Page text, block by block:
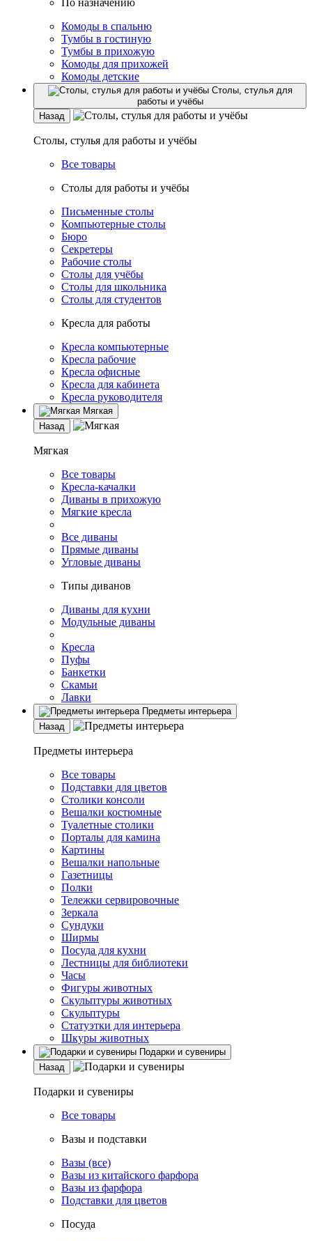
По назначению
Комоды в спальню
Тумбы в гостиную
Тумбы в прихожую
Комоды для прихожей
Комоды детские
Столы, стулья для
работы и учёбы
Назад
Столы, стулья для работы и учёбы
Все товары
Столы для работы и учёбы
Письменные столы
Компьютерные столы
Бюро
Секретеры
Рабочие столы
Столы для учёбы
Столы для школьника
Столы для студентов
Кресла для работы
Кресла компьютерные
Кресла рабочие
Кресла офисные
Кресла для кабинета
Кресла руководителя
Мягкая
Назад
Мягкая
Все товары
Кресла-качалки
Диваны в прихожую
Мягкие кресла
Все диваны
Прямые диваны
Угловые диваны
Типы диванов
Диваны для кухни
Модульные диваны
Кресла
Пуфы
Банкетки
Скамьи
Лавки
Предметы интерьера
Назад
Предметы интерьера
Все товары
Подставки для цветов
Столики консоли
Вешалки костюмные
Туалетные столики
Порталы для камина
Картины
Вешалки напольные
Газетницы
Полки
Тележки сервировочные
Зеркала
Сундуки
Ширмы
Посуда для кухни
Лестницы для библиотеки
Часы
Фигуры животных
Скульптуры животных
Скульптуры
Статуэтки для интерьера
Шкуры животных
Подарки и сувениры
Назад
Подарки и сувениры
Все товары
Вазы и подставки
Вазы (все)
Вазы из китайского фарфора
Вазы из фарфора
Подставки для цветов
Посуда